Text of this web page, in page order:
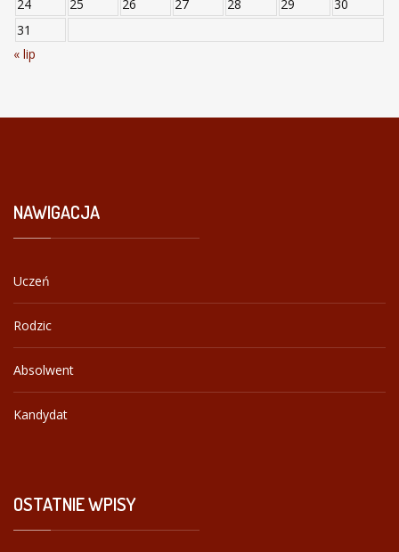
24
25 26 27 28 29
30
31
« lip
NAWIGACJA
Uczeń
Rodzic
Absolwent
Kandydat
OSTATNIEWPISY